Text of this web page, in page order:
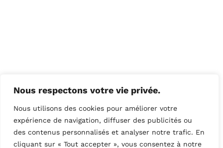
Nous respectons votre vie privée.
Nous utilisons des cookies pour améliorer votre
expérience de navigation, diffuser des publicités ou
des contenus personnalisés et analyser notre trafic. En
cliquant sur « Tout accepter », vous consentez à notre